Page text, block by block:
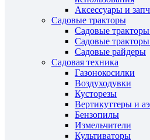
Аксессуары и
Садовые тракторы
Садовые
Садовые
Садовые райдеры
Садовая техника
Газонокосилки
Воздуходувки
Кусторезы
Вертикуттеры и
Бензопилы
Измельчители
Культиваторы